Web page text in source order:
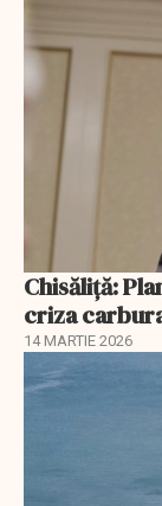
Chisăliță:
criza
14 MARTIE 2026